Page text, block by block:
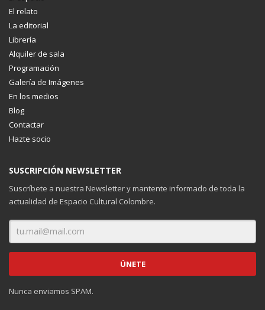
El relato
La editorial
Librería
Alquiler de sala
Programación
Galería de Imágenes
En los medios
Blog
Contactar
Hazte socio
SUSCRIPCIÓN NEWSLETTER
Suscríbete a nuestra Newsletter y mantente informado de toda la
actualidad de Espacio Cultural Colombre.
Nunca enviamos SPAM.